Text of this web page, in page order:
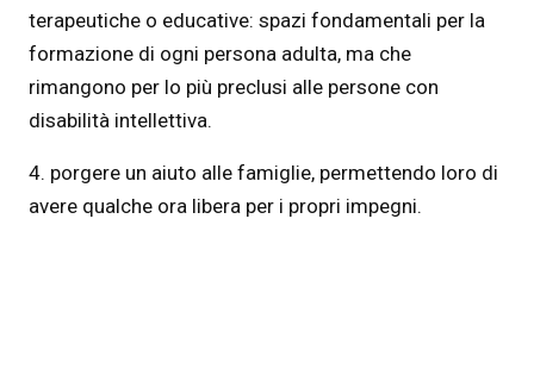
terapeutiche o educative: spazi fondamentali per la
formazione di ogni persona adulta, ma che
rimangono per lo più preclusi alle persone con
disabilità intellettiva.
4. porgere un aiuto alle famiglie, permettendo loro di
avere qualche ora libera per i propri impegni.